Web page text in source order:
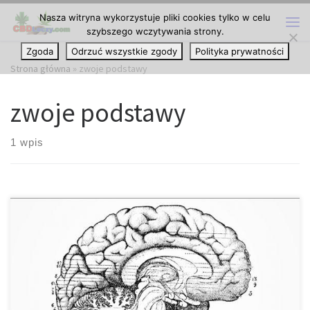
Przejdź do treści
Strona główna » zwoje podstawy
zwoje podstawy
1 wpis
Mimo, że receptory kannabinoidowe można znaleźć zarówno w
neuronach, mózgu macierzystym, jak i w komórkach
odpornościowych, występują one najgęściej w określonych
częściach mózgu. Części te to: • zwoje podstawy • móżdżek •
hipokamp. Te trzy miejsca mózgu są częścią tego, co znane jest
Nasza witryna wykorzystuje pliki cookies tylko w celu
szybszego wczytywania strony.
Zgoda
Odrzuć wszystkie zgody Polityka prywatności